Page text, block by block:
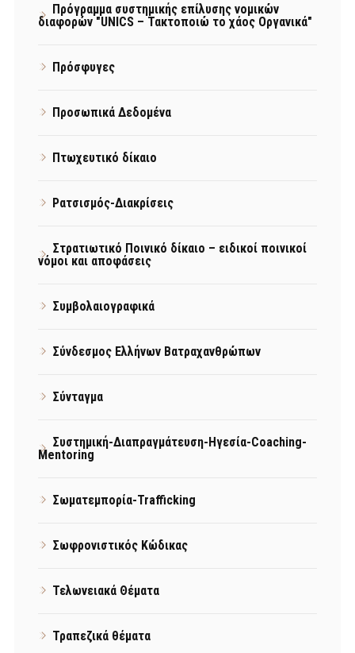
Πρόγραμμα συστημικής επίλυσης νομικών
διαφορών "UNICS – Τακτοποιώ το χάος Οργανικά"
Πρόσφυγες
Προσωπικά Δεδομένα
Πτωχευτικό δίκαιο
Ρατσισμός-Διακρίσεις
Στρατιωτικό Ποινικό δίκαιο – ειδικοί ποινικοί
νόμοι και αποφάσεις
Συμβολαιογραφικά
Σύνδεσμος Ελλήνων Βατραχανθρώπων
Σύνταγμα
Συστημική-Διαπραγμάτευση-Ηγεσία-Coaching-
Mentoring
Σωματεμπορία-Trafficking
Σωφρονιστικός Κώδικας
Τελωνειακά Θέματα
Τραπεζικά θέματα